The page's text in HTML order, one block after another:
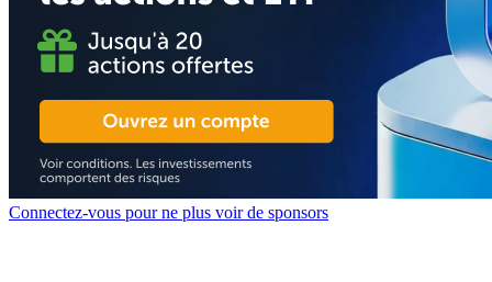
Connectez-vous pour ne plus voir de sponsors